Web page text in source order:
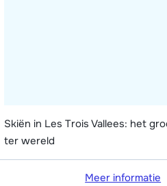
Skiën in Les Trois Vallees: het
ter wereld
Meer informatie